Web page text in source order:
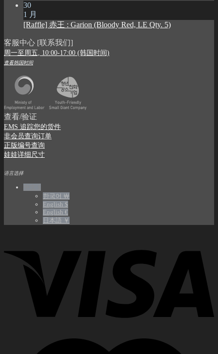
30
1 月
[Raffle] 赤王 : Garion (Bloody Red, LE Qty. 5)
客服中心 [联系我们]
周一至周五, 10:00-17:00 (韩国时间)
查看韩国时间
查看/验证
EMS 追踪您的货件
非会员查询订单
正版编号查询
娃娃详细尺寸
语言选择
한국어 ￦
English $
English €
日本語 ￥